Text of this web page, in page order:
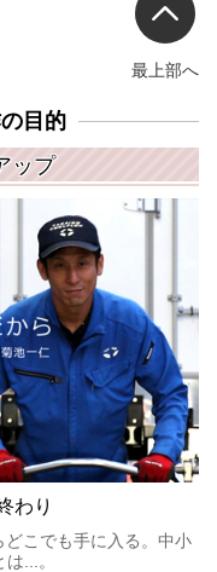
最上部へ
目的
ップ
わり
こでも手に入る。中小
...。